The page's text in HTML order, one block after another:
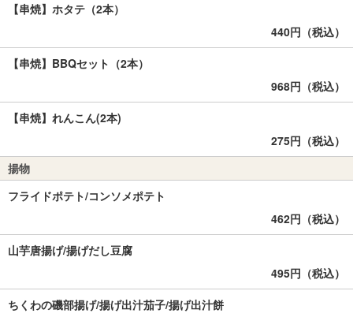
【串焼】ホタテ（2本）
440円（税込）
【串焼】BBQセット（2本）
968円（税込）
【串焼】れんこん(2本)
275円（税込）
揚物
フライドポテト/コンソメポテト
462円（税込）
山芋唐揚げ/揚げだし豆腐
495円（税込）
ちくわの磯部揚げ/揚げ出汁茄子/揚げ出汁餅